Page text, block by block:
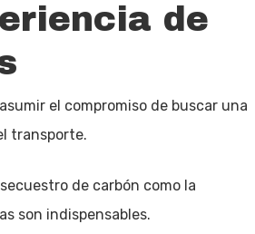
de
el compromiso de buscar una
transporte.
de carbón como la
son indispensables.